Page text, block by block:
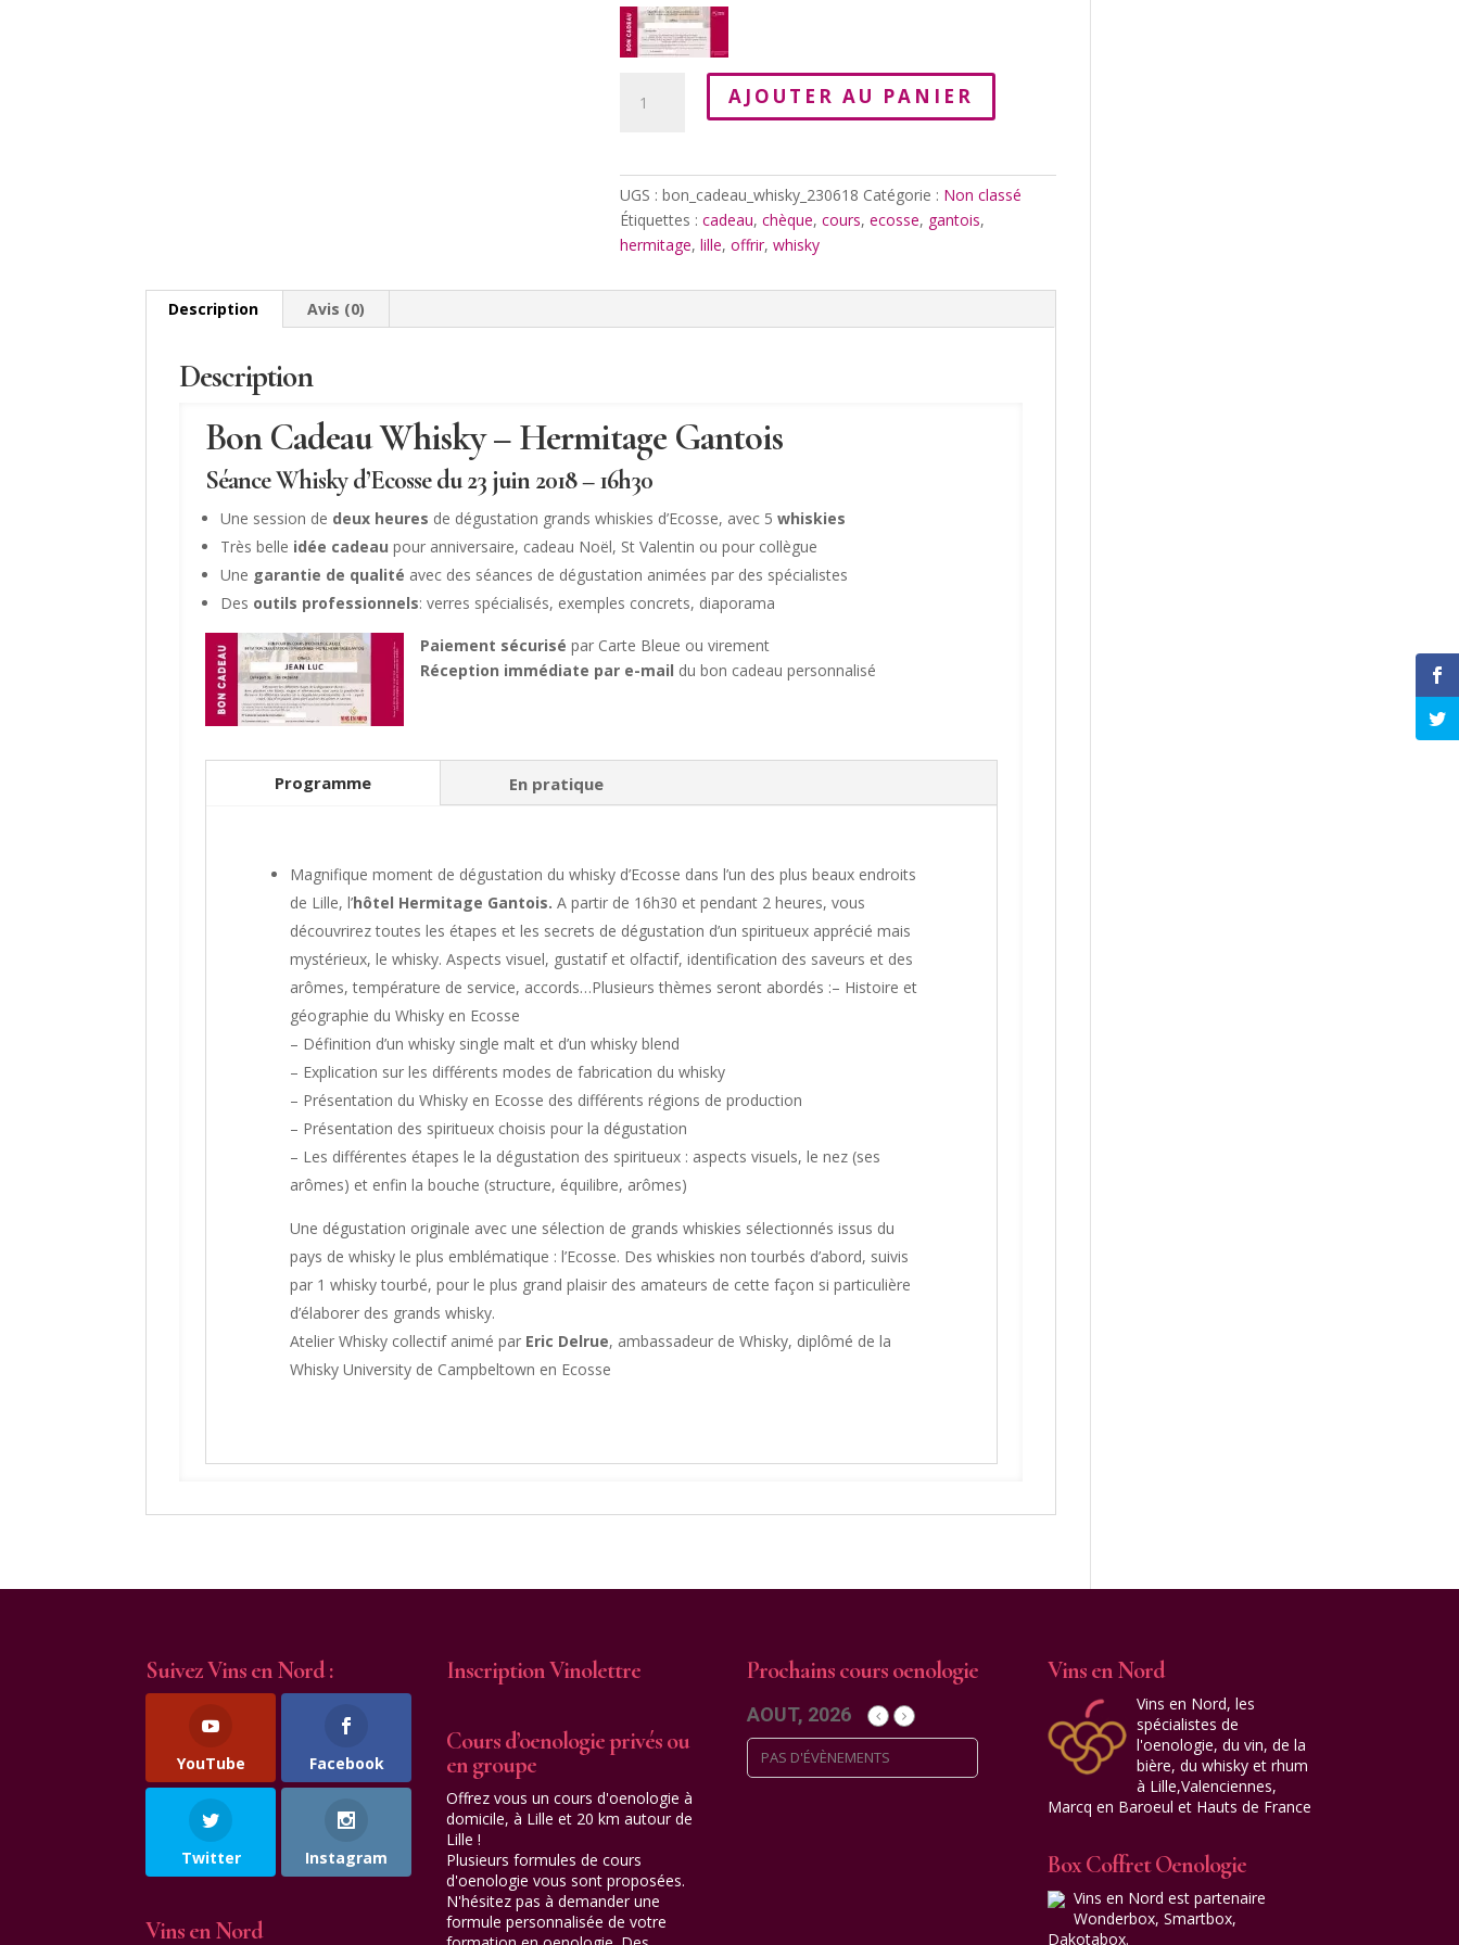
Grands
Whiskies
d'Ecosse
AJOUTER AU PANIER
UGS : bon_cadeau_whisky_230618 Catégorie : Non classé
Étiquettes : cadeau, chèque, cours, ecosse, gantois,
hermitage, lille, offrir, whisky
Description Avis (0)
Description
Bon Cadeau Whisky – Hermitage Gantois
Séance Whisky d’Ecosse du 23 juin 2018 – 16h30
Une session de deux heures de dégustation grands whiskies d’Ecosse, avec 5 whiskies
Très belle idée cadeau pour anniversaire, cadeau Noël, St Valentin ou pour collègue
Une garantie de qualité avec des séances de dégustation animées par des spécialistes
Des outils professionnels: verres spécialisés, exemples concrets, diaporama
Paiement sécurisé par Carte Bleue ou virement
Réception immédiate par e-mail du bon cadeau personnalisé
Programme En pratique
Magnifique moment de dégustation du whisky d’Ecosse dans l’un des plus beaux endroits
de Lille, l’hôtel Hermitage Gantois. A partir de 16h30 et pendant 2 heures, vous
découvrirez toutes les étapes et les secrets de dégustation d’un spiritueux apprécié mais
mystérieux, le whisky. Aspects visuel, gustatif et olfactif, identification des saveurs et des
arômes, température de service, accords…Plusieurs thèmes seront abordés :– Histoire et
géographie du Whisky en Ecosse
– Définition d’un whisky single malt et d’un whisky blend
– Explication sur les différents modes de fabrication du whisky
– Présentation du Whisky en Ecosse des différents régions de production
– Présentation des spiritueux choisis pour la dégustation
– Les différentes étapes le la dégustation des spiritueux : aspects visuels, le nez (ses
arômes) et enfin la bouche (structure, équilibre, arômes)
Une dégustation originale avec une sélection de grands whiskies sélectionnés issus du
pays de whisky le plus emblématique : l’Ecosse. Des whiskies non tourbés d’abord, suivis
par 1 whisky tourbé, pour le plus grand plaisir des amateurs de cette façon si particulière
d’élaborer des grands whisky.
Atelier Whisky collectif animé par Eric Delrue, ambassadeur de Whisky, diplômé de la
Whisky University de Campbeltown en Ecosse
Suivez Vins en Nord :
YouTube Facebook
Twitter Instagram
Vins en Nord
Inscription Vinolettre
Cours d’oenologie privés ou
en groupe
Offrez vous un cours d'oenologie à
domicile, à Lille et 20 km autour de
Lille !
Plusieurs formules de cours
d'oenologie vous sont proposées.
N'hésitez pas à demander une
formule personnalisée de votre
Prochains cours oenologie
AOUT, 2026
PAS D'ÉVÈNEMENTS
Vins en Nord
Vins en Nord, les
spécialistes de
l'oenologie, du vin, de la
bière, du whisky et rhum
à Lille,Valenciennes,
Marcq en Baroeul et Hauts de France
Box Coffret Oenologie
Vins en Nord est partenaire
Wonderbox, Smartbox,
Dakotabox.